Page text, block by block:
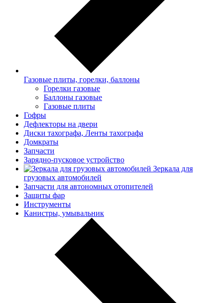
Газовые плиты, горелки, баллоны
Горелки газовые
Баллоны газовые
Газовые плиты
Гофры
Дефлекторы на двери
Диски тахографа, Ленты тахографа
Домкраты
Запчасти
Зарядно-пусковое устройство
Зеркала для
грузовых автомобилей
Запчасти для автономных отопителей
Защиты фар
Инструменты
Канистры, умывальник